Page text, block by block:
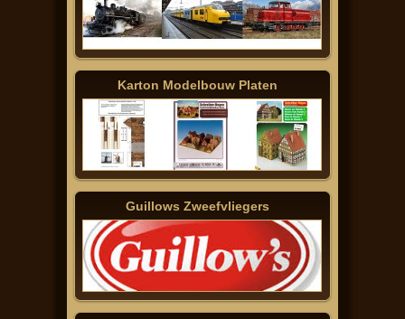
Karton Modelbouw Platen
Guillows Zweefvliegers